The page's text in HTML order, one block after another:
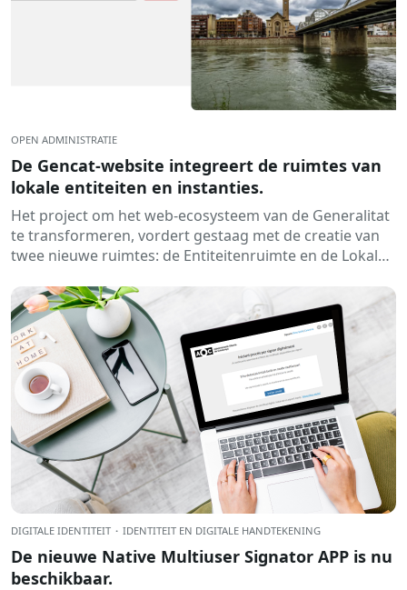
OPEN ADMINISTRATIE
De Gencat-website integreert de ruimtes van
lokale entiteiten en instanties.
Het project om het web-ecosysteem van de Generalitat
te transformeren, vordert gestaag met de creatie van
twee nieuwe ruimtes: de Entiteitenruimte en de Lokale
DIGITALE IDENTITEIT · IDENTITEIT EN DIGITALE HANDTEKENING
De nieuwe Native Multiuser Signator APP is nu
beschikbaar.